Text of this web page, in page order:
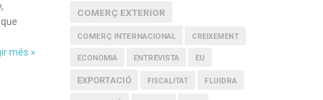
més »
COMERÇ EXTERIOR
COMERÇ INTERNACIONAL CREIXEMENT
ECONOMIA ENTREVISTA EU
EXPORTACIÓ FISCALITAT FLUIDRA